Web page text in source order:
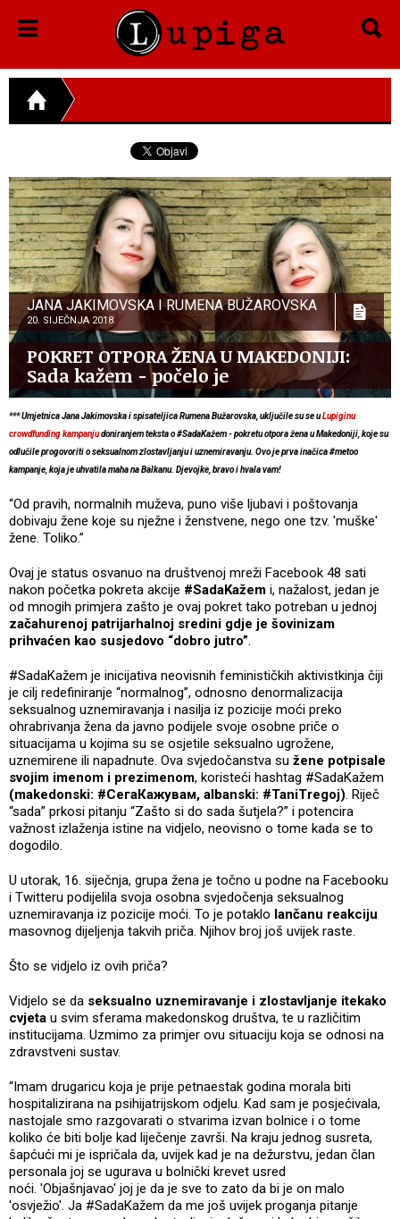
JANA JAKIMOVSKA I RUMENA BUŽAROVSKA
20. SIJEČNJA 2018.
POKRET OTPORA ŽENA U MAKEDONIJI:
Sada kažem - počelo je
*** Umjetnica Jana Jakimovska i spisateljica Rumena Bužarovska, uključile su se uLupiginu
crowdfunding kampanjudoniranjem teksta o #SadaKažem - pokretu otpora žena u Makedoniji, koje su
odlučile progovoriti o seksualnom zlostavljanju i uznemiravanju. Ovo je prva inačica #metoo
kampanje, koja je uhvatila maha na Balkanu. Djevojke, bravo i hvala vam!
“Od pravih, normalnih muževa, puno više ljubavi i poštovanja
dobivaju žene koje su nježne i ženstvene, nego one tzv. 'muške'
žene. Toliko.”
Ovaj je status osvanuo na društvenoj mreži Facebook 48 sati
nakon početka pokreta akcije #SadaKažem i, nažalost, jedan je
od mnogih primjera zašto je ovaj pokret tako potreban u jednoj
začahurenoj patrijarhalnoj sredini gdje je šovinizam
prihvaćen kao susjedovo “dobro jutro”.
#SadaKažem je inicijativa neovisnih feminističkih aktivistkinja čiji
je cilj redefiniranje “normalnog”, odnosno denormalizacija
seksualnog uznemiravanja i nasilja iz pozicije moći preko
ohrabrivanja žena da javno podijele svoje osobne priče o
situacijama u kojima su se osjetile seksualno ugrožene,
uznemirene ili napadnute. Ova svjedočanstva su žene potpisale
svojim imenom i prezimenom, koristeći hashtag #SadaKažem
(makedonski: #СегаКажувам, albanski: #TaniTregoj). Riječ
“sada” prkosi pitanju “Zašto si do sada šutjela?” i potencira
važnost izlaženja istine na vidjelo, neovisno o tome kada se to
dogodilo.
U utorak, 16. siječnja, grupa žena je točno u podne na Facebooku
i Twitteru podijelila svoja osobna svjedočenja seksualnog
uznemiravanja iz pozicije moći. To je potaklo lančanu reakciju
masovnog dijeljenja takvih priča. Njihov broj još uvijek raste.
Što se vidjelo iz ovih priča?
Vidjelo se da seksualno uznemiravanje i zlostavljanje itekako
cvjeta u svim sferama makedonskog društva, te u različitim
institucijama. Uzmimo za primjer ovu situaciju koja se odnosi na
zdravstveni sustav.
“Imam drugaricu koja je prije petnaestak godina morala biti
hospitalizirana na psihijatrijskom odjelu. Kad sam je posjećivala,
nastojale smo razgovarati o stvarima izvan bolnice i o tome
koliko će biti bolje kad liječenje završi. Na kraju jednog susreta,
šapćući mi je ispričala da, uvijek kad je na dežurstvu, jedan član
personala joj se ugurava u bolnički krevet usred
noći. 'Objašnjavao' joj je da je sve to zato da bi je on malo
'osvježio'. Ja #SadaKažem da me još uvijek proganja pitanje